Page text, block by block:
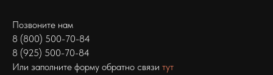
Позвоните нам
8 (800) 500-70-84
8 (925) 500-70-84
Или заполните форму обратно связи тут